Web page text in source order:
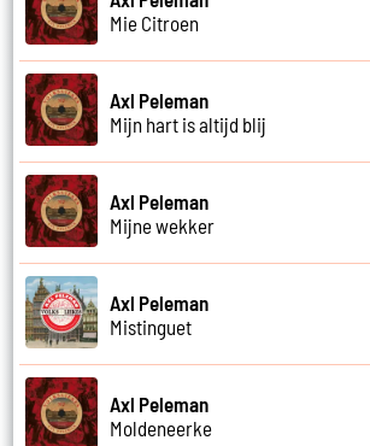
Mie Citroen
Axl Peleman
Mijn hart is altijd blij
Axl Peleman
Mijne wekker
Axl Peleman
Mistinguet
Axl Peleman
Moldeneerke